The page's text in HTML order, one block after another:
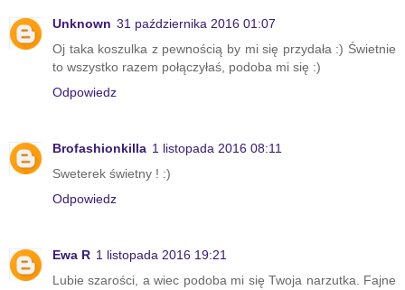
Unknown 31 października 2016 01:07
Oj taka koszulka z pewnością by mi się przydała :) Świetnie
to wszystko razem połączyłaś, podoba mi się :)
Odpowiedz
Brofashionkilla 1 listopada 2016 08:11
Sweterek świetny ! :)
Odpowiedz
Ewa R 1 listopada 2016 19:21
Lubie szarości, a wiec podoba mi się Twoja narzutka. Fajne